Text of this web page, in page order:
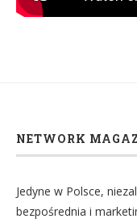
NETWORK
Jedyne w Polsce,
bezpośrednia i